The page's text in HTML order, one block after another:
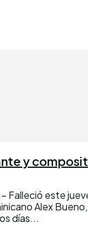
y
Falleció este
Alex
días...